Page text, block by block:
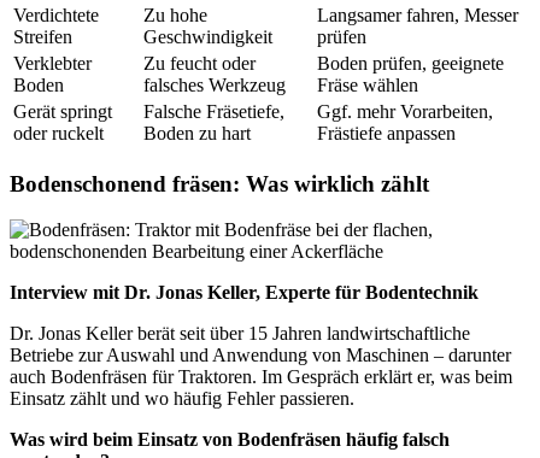
Verdichtete
Streifen
Zu hohe
Geschwindigkeit
Langsamer fahren, Messer
prüfen
Verklebter
Boden
Zu feucht oder
falsches Werkzeug
Boden prüfen, geeignete
Fräse wählen
Gerät springt
oder ruckelt
Falsche Fräsetiefe,
Boden zu hart
Ggf. mehr Vorarbeiten,
Frästiefe anpassen
Bodenschonend fräsen: Was wirklich zählt
Interview mit Dr. Jonas Keller, Experte für Bodentechnik
Dr. Jonas Keller berät seit über 15 Jahren landwirtschaftliche
Betriebe zur Auswahl und Anwendung von Maschinen – darunter
auch Bodenfräsen für Traktoren. Im Gespräch erklärt er, was beim
Einsatz zählt und wo häufig Fehler passieren.
Was wird beim Einsatz von Bodenfräsen häufig falsch